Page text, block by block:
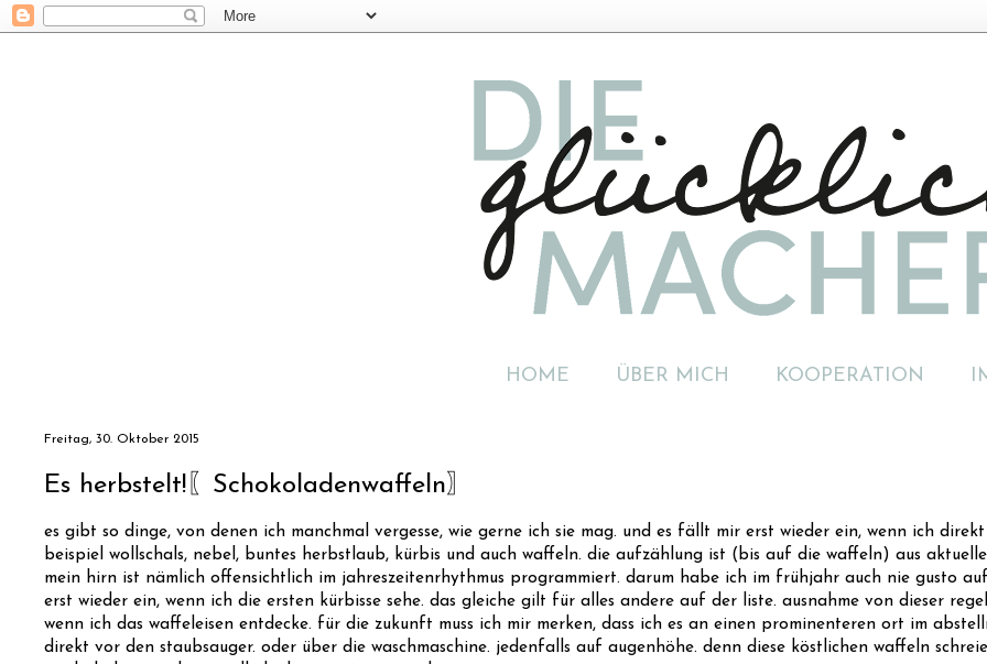
HOME ÜBER MICH KOOPERATION
Freitag, 30. Oktober 2015
Es herbstelt!〖Schokoladenwaffeln〗
es gibt so dinge, von denen ich manchmal vergesse, wie gerne ich sie mag. und es fällt mir erst wieder ein, wenn ich
beispiel wollschals, nebel, buntes herbstlaub, kürbis und auch waffeln. die aufzählung ist (bis auf die waffeln) aus
mein hirn ist nämlich offensichtlich im jahreszeitenrhythmus programmiert. darum habe ich im frühjahr auch nie gusto
erst wieder ein, wenn ich die ersten kürbisse sehe. das gleiche gilt für alles andere auf der liste. ausnahme von dieser
wenn ich das waffeleisen entdecke. für die zukunft muss ich mir merken, dass ich es an einen prominenteren ort im
direkt vor den staubsauger. oder über die waschmaschine. jedenfalls auf augenhöhe. denn diese köstlichen waffeln